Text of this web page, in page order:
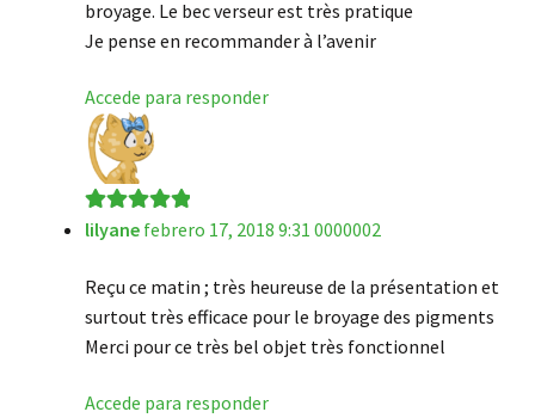
broyage. Le bec verseur est très pratique
Je pense en recommander à l’avenir
Accede para responder
Valorado en5
lilyane febrero 17, 2018 9:31 0000002
Reçu ce matin ; très heureuse de la présentation et
surtout très efficace pour le broyage des pigments
Merci pour ce très bel objet très fonctionnel
Accede para responder